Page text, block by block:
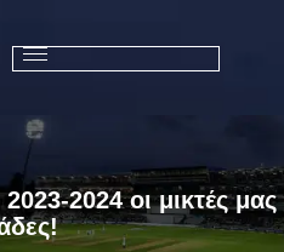
2024 οι μικτές μας